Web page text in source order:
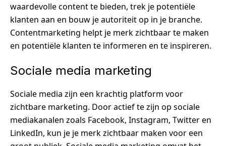
waardevolle content te bieden, trek je potentiële
klanten aan en bouw je autoriteit op in je branche.
Contentmarketing helpt je merk zichtbaar te maken
en potentiële klanten te informeren en te inspireren.
Sociale media marketing
Sociale media zijn een krachtig platform voor
zichtbare marketing. Door actief te zijn op sociale
mediakanalen zoals Facebook, Instagram, Twitter en
LinkedIn, kun je je merk zichtbaar maken voor een